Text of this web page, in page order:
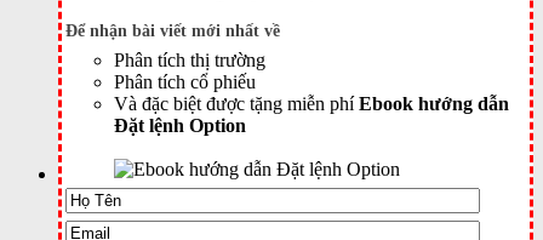
Để nhận bài viết mới nhất về
Phân tích thị trường
Phân tích cổ phiếu
Và đặc biệt được tặng miễn phíEbook hướng dẫn
Đặt lệnh Option